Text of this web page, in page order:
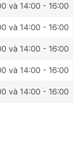
và 14:00 - 16:00
và 14:00 - 16:00
và 14:00 - 16:00
và 14:00 - 16:00
và 14:00 - 16:00